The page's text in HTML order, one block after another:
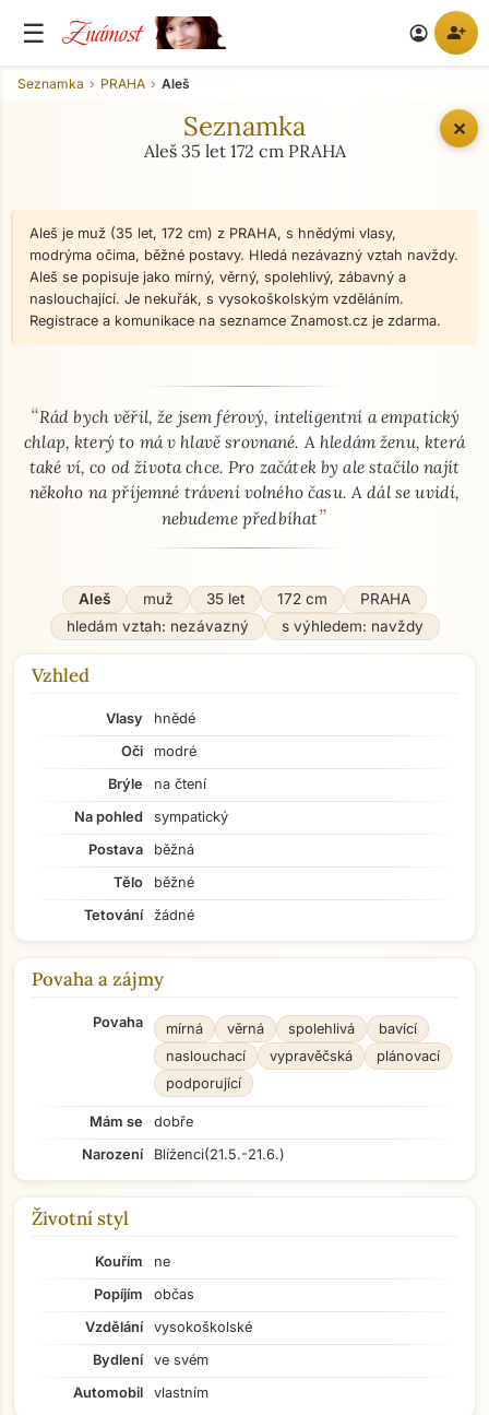
☰ Známost account_circle person_add
✕
Seznamka PRAHA Aleš
Seznamka
Aleš 35 let 172 cm PRAHA
Aleš je muž (35 let, 172 cm) z PRAHA, s hnědými vlasy,
modrýma očima, běžné postavy. Hledá nezávazný vztah navždy.
Aleš se popisuje jako mírný, věrný, spolehlivý, zábavný a
naslouchající. Je nekuřák, s vysokoškolským vzděláním.
Registrace a komunikace na seznamce Znamost.cz je zdarma.
O mně - seznamka profil
“Rád bych věřil, že jsem férový, inteligentní a empatický
chlap, který to má v hlavě srovnané. A hledám ženu, která
také ví, co od života chce. Pro začátek by ale stačilo najít
někoho na příjemné trávení volného času. A dál se uvidí,
nebudeme předbíhat”
Aleš muž 35 let 172 cm
PRAHA
hledám vztah: nezávazný
s výhledem: navždy
Vzhled
Vlasy
hnědé
Oči
modré
Brýle
na čtení
Na pohled
sympatický
Postava
běžná
Tělo
běžné
Tetování
žádné
Povaha a zájmy
Povaha mírná věrná spolehlivá
bavící
naslouchací
vypravěčská
plánovací
podporující
Mám se
dobře
Narození
Blíženci(21.5.-21.6.)
Životní styl
Kouřím
ne
Popíjím
občas
Vzdělání
vysokoškolské
Bydlení
ve svém
Automobil
vlastním